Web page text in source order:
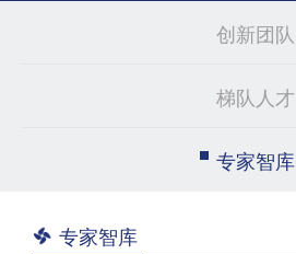
创新团队
梯队人才
专家智库
专家智库